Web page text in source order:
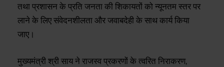
तथा प्रशासन के प्रति जनता की शिकायतों को न्यूनतम स्तर पर
लाने के लिए संवेदनशीलता और जवाबदेही के साथ कार्य किया
जाए।
मुख्यमंत्री श्री साय ने राजस्व प्रकरणों के त्वरित निराकरण,